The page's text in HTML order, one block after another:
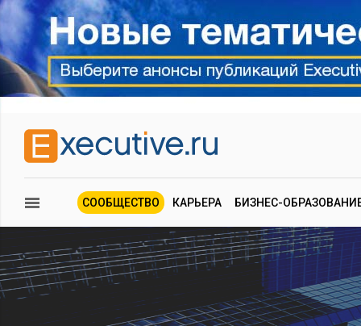
СООБЩЕСТВО КАРЬЕРА БИЗНЕС-